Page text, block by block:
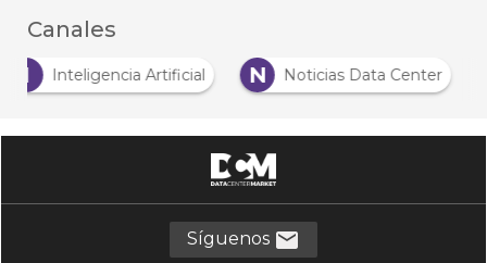
Canales
I
Inteligencia Artificial N Noticias Data Center
Síguenos